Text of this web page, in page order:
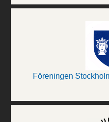
Föreningen